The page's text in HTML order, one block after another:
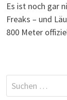
Es ist noch gar
Freaks – und
800 Meter
Suchen
nach: